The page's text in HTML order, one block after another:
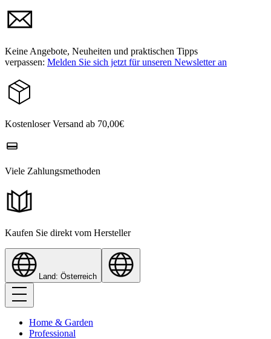
Keine Angebote, Neuheiten und praktischen Tipps
verpassen: Melden Sie sich jetzt für unseren Newsletter an
Kostenloser Versand ab 70,00€
Viele Zahlungsmethoden
Kaufen Sie direkt vom Hersteller
Land: Österreich
Home & Garden
Professional